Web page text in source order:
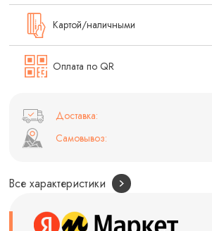
Картой/наличными
Оплата по QR
Доставка:
Самовывоз:
Все характеристики